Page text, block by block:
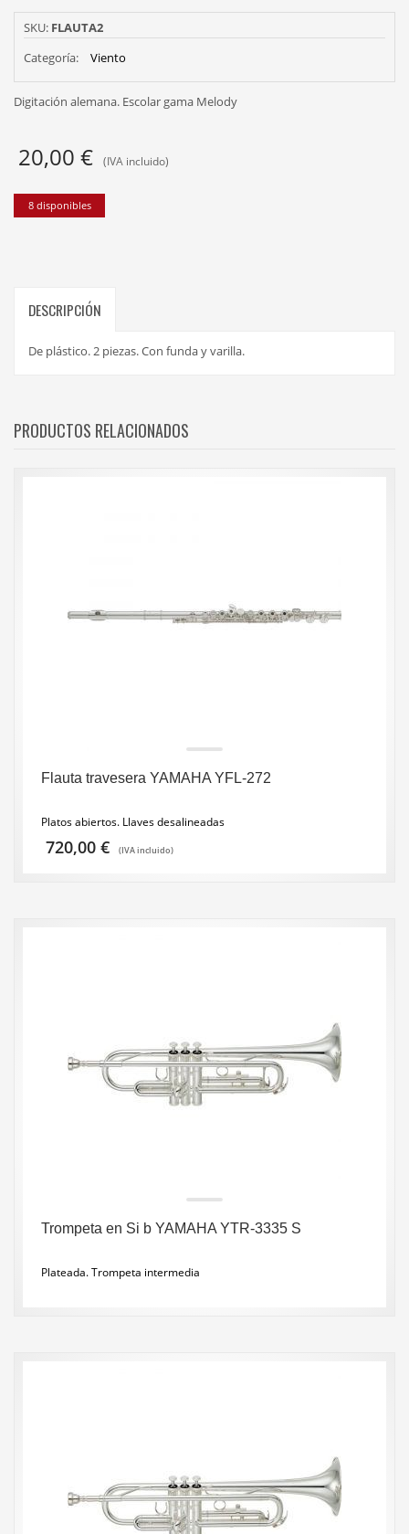
SKU: FLAUTA2
Categoría:
Viento
Digitación alemana. Escolar gama Melody
20,00 € (IVA incluido)
8 disponibles
DESCRIPCIÓN
De plástico. 2 piezas. Con funda y varilla.
PRODUCTOS RELACIONADOS
Flauta travesera YAMAHA YFL-272
Platos abiertos. Llaves desalineadas
720,00 € (IVA incluido)
Trompeta en Si b YAMAHA YTR-3335 S
Plateada. Trompeta intermedia